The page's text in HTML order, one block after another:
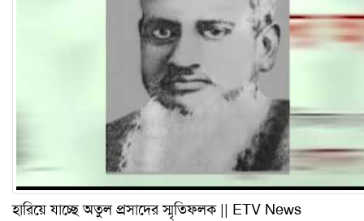
হারিয়ে যাচ্ছে অতুল প্রসাদের স্মৃতিফলক || ETV News